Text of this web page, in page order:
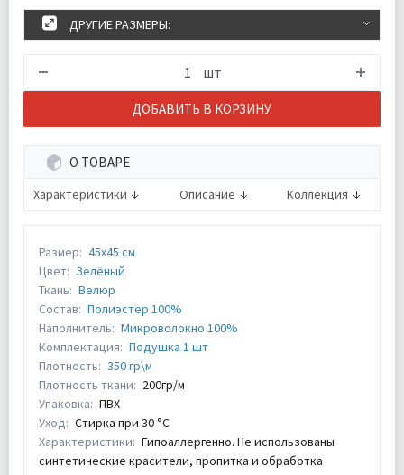
ДРУГИЕ РАЗМЕРЫ:
шт
ДОБАВИТЬ В КОРЗИНУ
О ТОВАРЕ
Характеристики Описание Коллекция
Размер: 45х45 см
Цвет: Зелёный
Ткань: Велюр
Состав: Полиэстер 100%
Наполнитель: Микроволокно 100%
Комплектация: Подушка 1 шт
Плотность: 350 гр\м
Плотность ткани: 200гр/м
Упаковка: ПВХ
Уход: Стирка при 30 °С
Характеристики: Гипоаллергенно. Не использованы
синтетические красители, пропитка и обработка